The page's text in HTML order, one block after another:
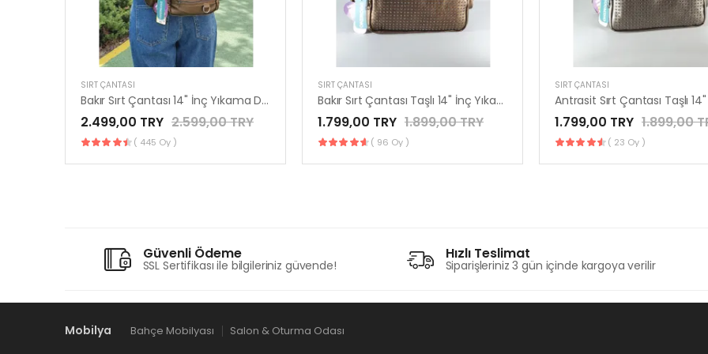
SIRT ÇANTASI
Bakır Sırt Çantası 14" İnç Yıkama Deri Mega Bag Yumuşak Deri Kılinkır Bevitton Krinkıl by Nemo Group
2.499,00 TRY 2.599,00 TRY
( 445 Oy )
SIRT ÇANTASI
Bakır Sırt Çantası Taşlı 14" İnç Yıkama Yumuşak Deri 8 Cepli Mega Bag Kılinkır by Nemo Group
1.799,00 TRY 1.899,00 TRY
( 96 Oy )
SIRT ÇANTASI
1.799,00 TRY 1.899,00
( 23 Oy )
Güvenli Ödeme
SSL Sertifikası ile bilgileriniz güvende!
Hızlı Teslimat
Siparişleriniz 3 gün içinde kargoya verilir
Mobilya Bahçe Mobilyası Salon & Oturma Odası